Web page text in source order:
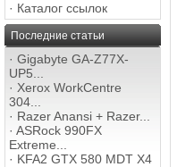
· Каталог ссылок
Последние статьи
· Gigabyte GA-Z77X-
UP5...
· Xerox WorkCentre
304...
· Razer Anansi + Razer...
· ASRock 990FX
Extreme...
· KFA2 GTX 580 MDT X4